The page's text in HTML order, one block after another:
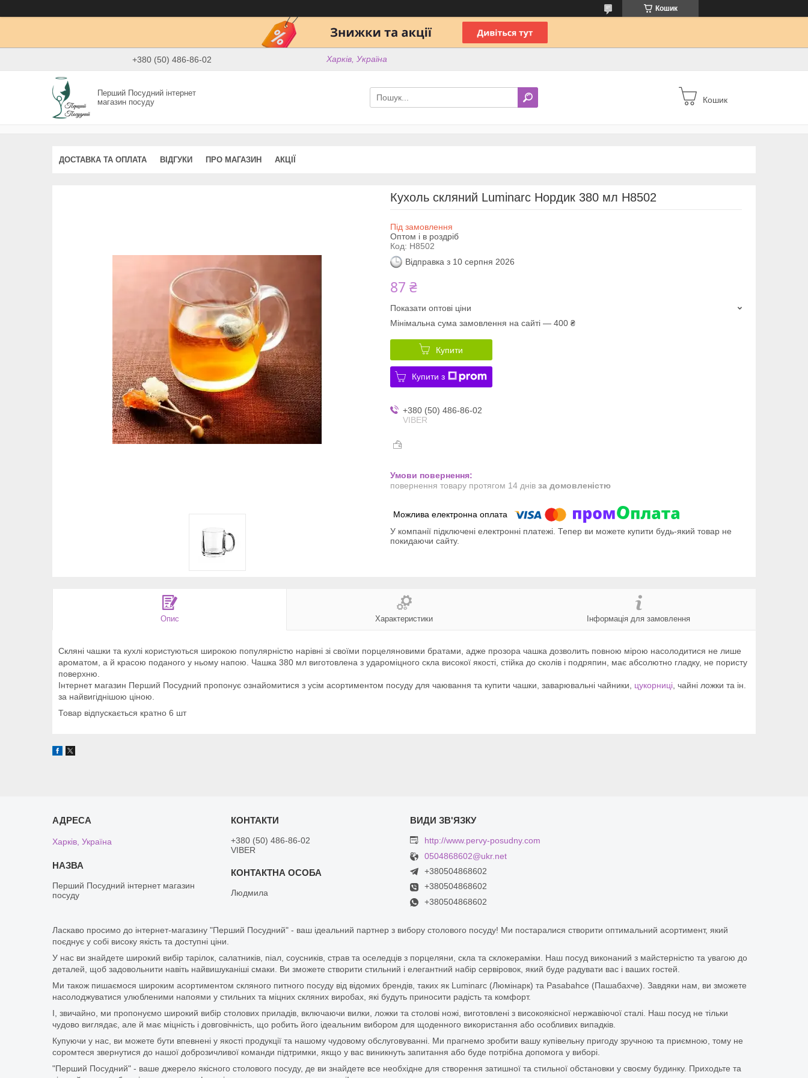
Кошик
+380 (50) 486-86-02 Харків, Україна
Перший Посудний інтернет
магазин посуду
Кошик
ДОСТАВКА ТА ОПЛАТА ВІДГУКИ ПРО МАГАЗИН АКЦІЇ
Кухоль скляний Luminarc Нордик 380 мл Н8502
Під замовлення
Оптом і в роздріб
Код: Н8502
Відправка з 10 серпня 2026
87 ₴
Показати оптові ціни
Мінімальна сума замовлення на сайті — 400 ₴
Купити
Купити з
+380 (50) 486-86-02
VIBER
повернення товару протягом 14 днів за домовленістю
У компанії підключені електронні платежі. Тепер ви можете купити будь-який товар не
покидаючи сайту.
Опис Характеристики Інформація для замовлення
Скляні чашки та кухлі користуються широкою популярністю нарівні зі своїми порцеляновими братами, адже прозора чашка дозволить повною мірою насолодитися не лише
ароматом, а й красою поданого у ньому напою. Чашка 380 мл виготовлена ​​з удароміцного скла високої якості, стійка до сколів і подряпин, має абсолютно гладку, не пористу
поверхню.
Інтернет магазин Перший Посудний пропонує ознайомитися з усім асортиментом посуду для чаювання та купити чашки, заварювальні чайники, цукорниці , чайні ложки та ін.
за найвигіднішою ціною.
Товар відпускається кратно 6 шт
Харків, Україна
Перший Посудний інтернет магазин
посуду
+380 (50) 486-86-02
VIBER
Людмила
http://www.pervy-posudny.com
0504868602@ukr.net
+380504868602
+380504868602
+380504868602
Ласкаво просимо до інтернет-магазину "Перший Посудний" - ваш ідеальний партнер з вибору столового посуду! Ми постаралися створити оптимальний асортимент, який
поєднує у собі високу якість та доступні ціни.
У нас ви знайдете широкий вибір тарілок, салатників, піал, соусників, страв та оселедців з порцеляни, скла та склокераміки. Наш посуд виконаний з майстерністю та увагою до
деталей, щоб задовольнити навіть найвишуканіші смаки. Ви зможете створити стильний і елегантний набір сервіровок, який буде радувати вас і ваших гостей.
Ми також пишаємося широким асортиментом скляного питного посуду від відомих брендів, таких як Luminarc (Люмінарк) та Pasabahce (Пашабахче). Завдяки нам, ви зможете
насолоджуватися улюбленими напоями у стильних та міцних скляних виробах, які будуть приносити радість та комфорт.
І, звичайно, ми пропонуємо широкий вибір столових приладів, включаючи вилки, ложки та столові ножі, виготовлені з високоякісної нержавіючої сталі. Наш посуд не тільки
чудово виглядає, але й має міцність і довговічність, що робить його ідеальним вибором для щоденного використання або особливих випадків.
Купуючи у нас, ви можете бути впевнені у якості продукції та нашому чудовому обслуговуванні. Ми прагнемо зробити вашу купівельну пригоду зручною та приємною, тому не
соромтеся звернутися до нашої доброзичливої команди підтримки, якщо у вас виникнуть запитання або буде потрібна допомога у виборі.
"Перший Посудний" - ваше джерело якісного столового посуду, де ви знайдете все необхідне для створення затишної та стильної обстановки у своєму будинку. Приходьте та